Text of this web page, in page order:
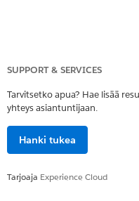
syystä:
kokoonpanon. Tämän
Sinun täytyy korjata
SUPPORT & SERVICES
Tarvitsetko apua? Hae lisää
yhteys asiantuntijaan.
Hanki tukea
Tarjoaja Experience Cloud